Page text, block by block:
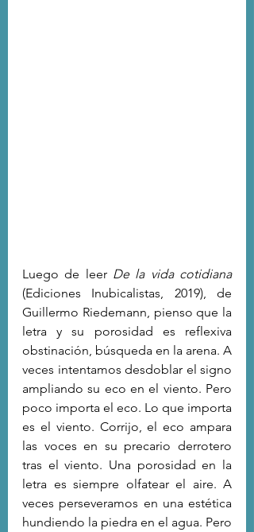
Luego de leer De la vida cotidiana
(Ediciones Inubicalistas, 2019), de
Guillermo Riedemann, pienso que la
letra y su porosidad es reflexiva
obstinación, búsqueda en la arena. A
veces intentamos desdoblar el signo
ampliando su eco en el viento. Pero
poco importa el eco. Lo que importa
es el viento. Corrijo, el eco ampara
las voces en su precario derrotero
tras el viento. Una porosidad en la
letra es siempre olfatear el aire. A
veces perseveramos en una estética
hundiendo la piedra en el agua. Pero